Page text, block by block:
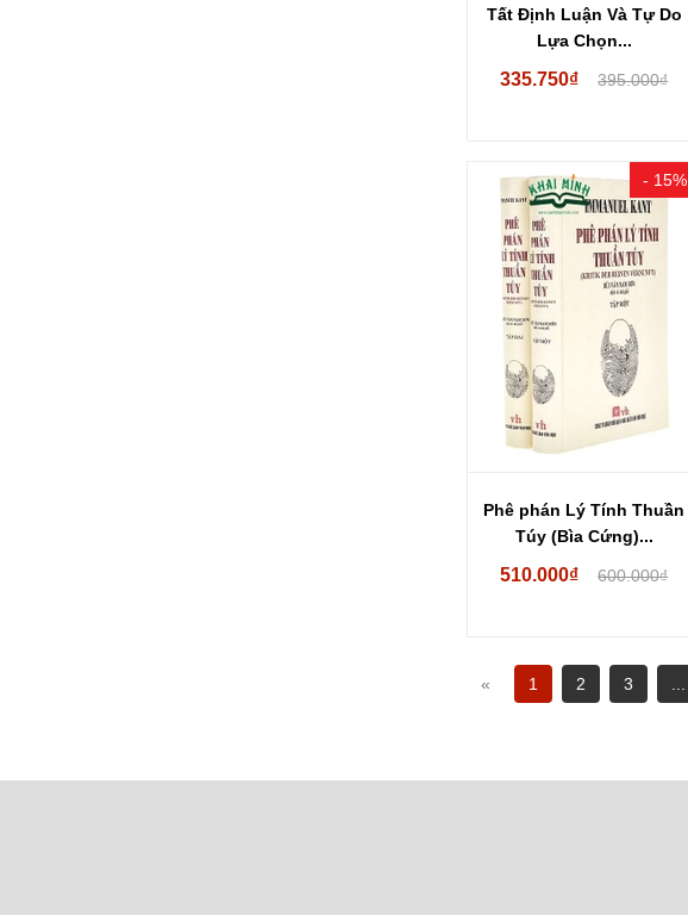
Tất Định Luận Và Tự Do
Lựa Chọn...
335.750₫ 395.000₫
- 15%
Phê phán Lý Tính Thuần
Túy (Bìa Cứng)...
510.000₫ 600.000₫
« 1 2 3